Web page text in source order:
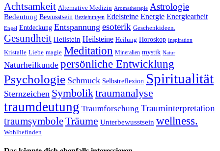
Achtsamkeit Alternative Medizin Aromatherapie Astrologie
Bedeutung Bewusstsein Beziehungen Edelsteine Energie Energiearbeit
Engel Entdeckung Entspannung esoterik Geschenkideen.
Gesundheit Heilstein Heilsteine Heilung Horoskop Inspiration
Kristalle Liebe magie Meditation Mineralien mystik Natur
Naturheilkunde persönliche Entwicklung
Psychologie Schmuck Selbstreflexion Spiritualität
Sternzeichen Symboliktraumanalyse
traumdeutung Traumforschung Trauminterpretation
traumsymboleTräume Unterbewusstsein wellness.
Wohlbefinden